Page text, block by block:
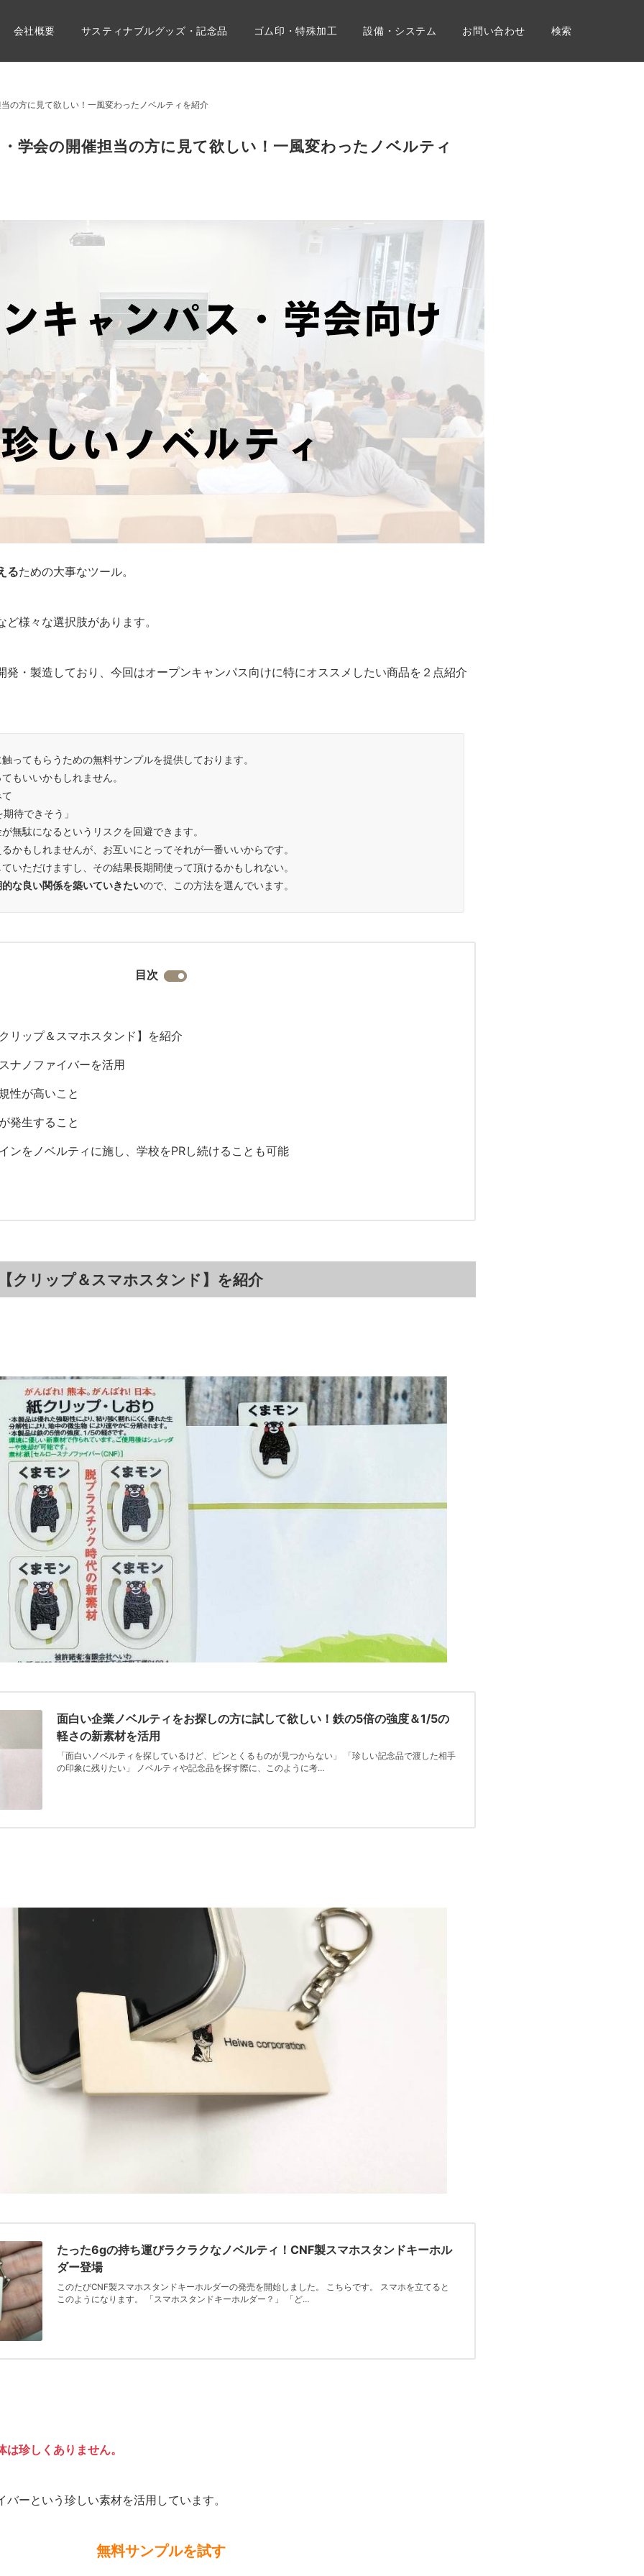
会社概要 サスティナブルグッズ・記念品 ゴム印・特殊加工 設備・システム お問い合わせ 検索
の方に見て欲しい！一風変わったノベルティを紹介
学会の開催担当の方に見て欲しい！一風変わったノベルティ
るための大事なツール。
様々な選択肢があります。
発・製造しており、今回はオープンキャンパス向けに特にオススメしたい商品を２点紹介
ってもらうための無料サンプルを提供しております。
もいいかもしれません。
待できそう」
無駄になるというリスクを回避できます。
かもしれませんが、お互いにとってそれが一番いいからです。
いただけますし、その結果長期間使って頂けるかもしれない。
な良い関係を築いていきたいので、この方法を選んでいます。
目次
リップ＆スマホスタンド】を紹介
ナノファイバーを活用
性が高いこと
発生すること
ンをノベルティに施し、学校をPRし続けることも可能
クリップ＆スマホスタンド】を紹介
面白い企業ノベルティをお探しの方に試して欲しい！鉄の5倍の強度＆1/5の
軽さの新素材を活用
「面白いノベルティを探しているけど、ピンとくるものが見つからない」 「珍しい記念品で渡した相手
の印象に残りたい」 ノベルティや記念品を探す際に、このように考…
たった6gの持ち運びラクラクなノベルティ！CNF製スマホスタンドキーホル
ダー登場
このたびCNF製スマホスタンドキーホルダーの発売を開始しました。 こちらです。 スマホを立てると
このようになります。 「スマホスタンドキーホルダー？」 「ど…
珍しくありません。
ーという珍しい素材を活用しています。
無料サンプルを試す